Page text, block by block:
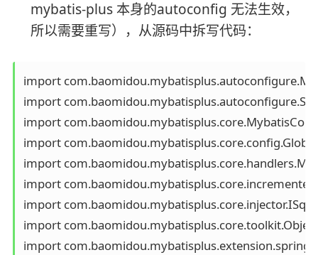
mybatis-plus 本身的autoconfig 无法生效，
所以需要重写），从源码中拆写代码：
import
import
import
import
import
import
import
import
import